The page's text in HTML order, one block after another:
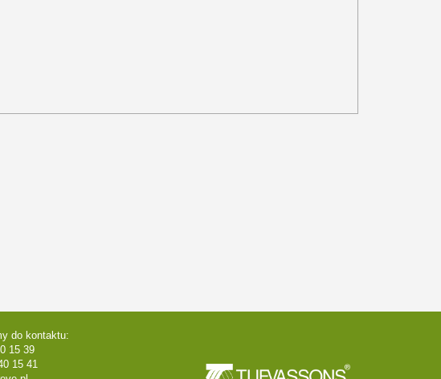
do kontaktu:
15 39
15 41